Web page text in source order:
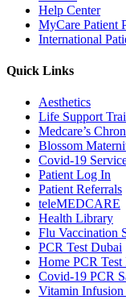
Help Center
MyCare Patient
International
Quick Links
Aesthetics
Life Support
Medcare’s
Blossom
Covid-19
Patient Log In
Patient Referrals
teleMEDCARE
Health Library
Flu Vaccination
PCR Test Dubai
Home PCR Test
Covid-19 PCR
Vitamin Infusion